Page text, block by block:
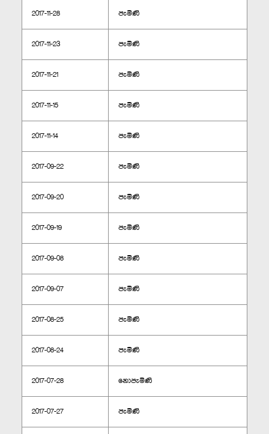
2017-11-28 පැමිණි
2017-11-23 පැමිණි
2017-11-21 පැමිණි
2017-11-15 පැමිණි
2017-11-14 පැමිණි
2017-09-22 පැමිණි
2017-09-20 පැමිණි
2017-09-19 පැමිණි
2017-09-08 පැමිණි
2017-09-07 පැමිණි
2017-08-25 පැමිණි
2017-08-24 පැමිණි
2017-07-28 නොපැමිණි
2017-07-27 පැමිණි